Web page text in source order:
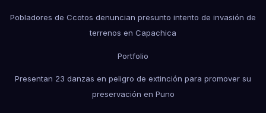
Pobladores de Ccotos denuncian presunto intento de invasión de
terrenos en Capachica
Portfolio
Presentan 23 danzas en peligro de extinción para promover su
preservación en Puno